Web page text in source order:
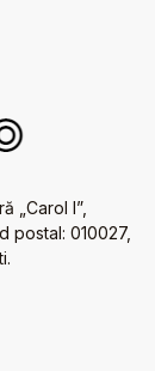
„Carol I”,
postal: 010027,